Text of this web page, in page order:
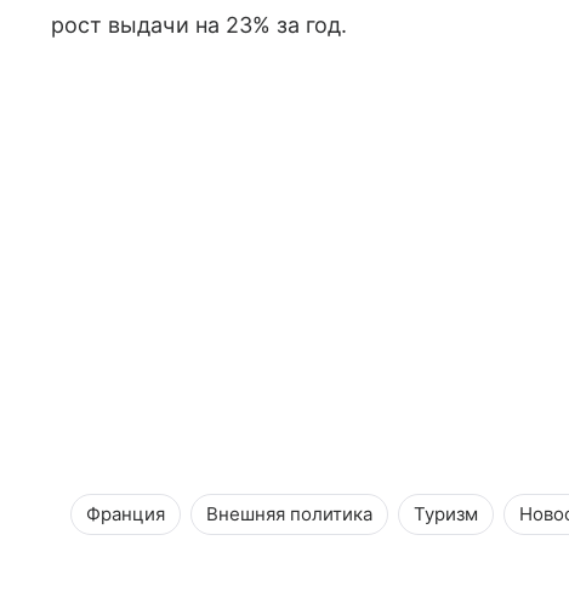
рост выдачи на 23% за год.
Франция Внешняя политика Туризм